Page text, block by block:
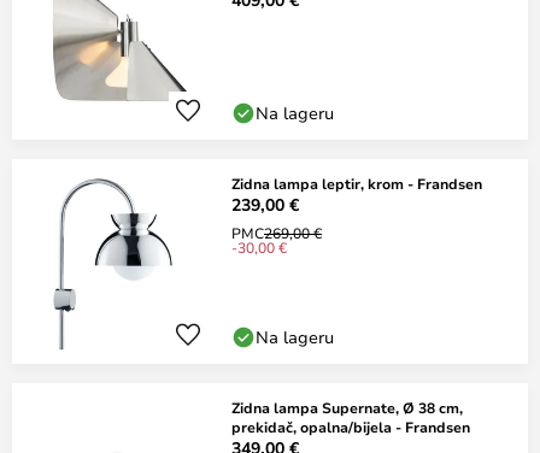
Na lageru
Zidna lampa leptir, krom - Frandsen
239,00 €
PMC269,00 €
-30,00 €
Na lageru
Zidna lampa Supernate, Ø 38 cm,
prekidač, opalna/bijela - Frandsen
349,00 €